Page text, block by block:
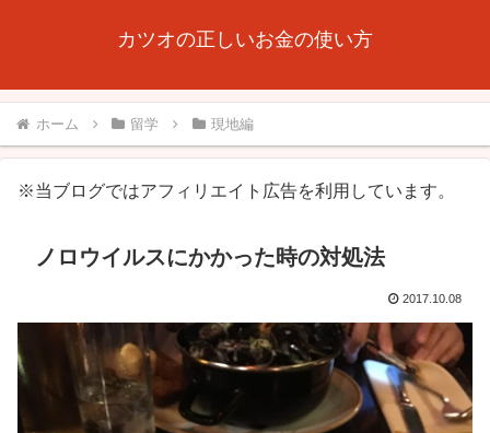
カツオの正しいお金の使い方
ホーム 留学 現地編
※当ブログではアフィリエイト広告を利用しています。
ノロウイルスにかかった時の対処法
2017.10.08